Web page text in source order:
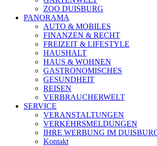
ZOO DUISBURG
PANORAMA
AUTO & MOBILES
FINANZEN & RECHT
FREIZEIT & LIFESTYLE
HAUSHALT
HAUS & WOHNEN
GASTRONOMISCHES
GESUNDHEIT
REISEN
VERBRAUCHERWELT
SERVICE
VERANSTALTUNGEN
VERKEHRSMELDUNGEN
IHRE WERBUNG IM
Kontakt